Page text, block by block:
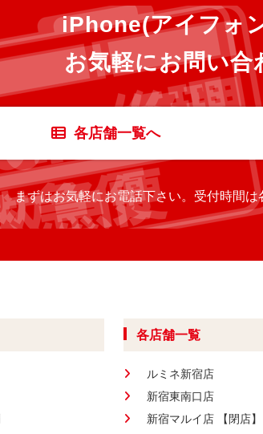
iPhone(アイフォ
お気軽にお問い合
各店舗一覧へ
まずはお気軽にお電話下さい。 受付時間は
各店舗一覧
ルミネ新宿店
新宿東南口店
新宿マルイ店 【閉店】